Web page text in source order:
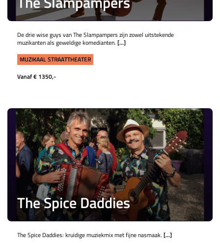
De drie wise guys van The Slampampers zijn zowel uitstekende
muzikanten als geweldige komedianten. [...]
MUZIKAAL STRAATTHEATER
Vanaf € 1350,-
The Spice Daddies
The Spice Daddies: kruidige muziekmix met fijne nasmaak. [...]